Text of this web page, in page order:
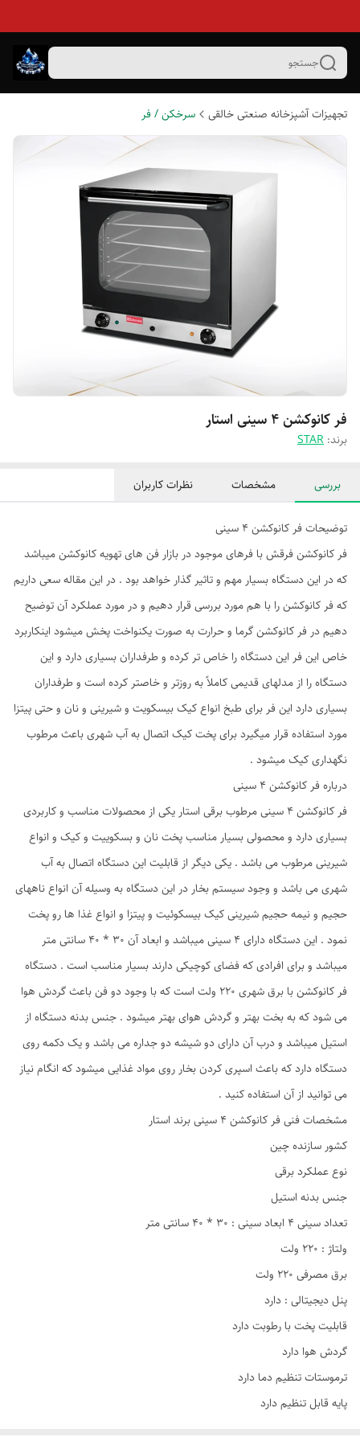
جستجو
تجهیزات آشپزخانه صنعتی خالقی سرخکن / فر
فر کانوکشن ۴ سینی استار
برند: STAR
بررسی مشخصات نظرات کاربران
توضیحات فر کانوکشن ۴ سینی
فر کانوکشن فرقش با فرهای موجود در بازار فن های تهویه کانوکشن میباشد
که در این دستگاه بسیار مهم و تاثیر گذار خواهد بود . در این مقاله سعی داریم
که فر کانوکشن را با هم مورد بررسی قرار دهیم و در مورد عملکرد آن توضیح
دهیم در فر کانوکشن گرما و حرارت به صورت یکنواخت پخش میشود اینکاربرد
خاص این فر این دستگاه را خاص تر کرده و طرفداران بسیاری دارد و این
دستگاه را از مدلهای قدیمی کاملاً به روزتر و خاصتر کرده است و طرفداران
بسیاری دارد این فر برای طبخ انواع کیک بیسکویت و شیرینی و نان و حتی پیتزا
مورد استفاده قرار میگیرد برای پخت کیک اتصال به آب شهری باعث مرطوب
نگهداری کیک میشود .
درباره فر کانوکشن ۴ سینی
فر کانوکشن ۴ سینی مرطوب برقی استار یکی از محصولات مناسب و کاربردی
بسیاری دارد و محصولی بسیار مناسب پخت نان و بسکوییت و کیک و انواع
شیرینی مرطوب می باشد . یکی دیگر از قابلیت این دستگاه اتصال به آب
شهری می باشد و وجود سیستم بخار در این دستگاه به وسیله آن انواع ناههای
حجیم و نیمه حجیم شیرینی کیک بیسکوئیت و پیتزا و انواع غذا ها رو پخت
نمود . این دستگاه دارای ۴ سینی میباشد و ابعاد آن ۳۰ * ۴۰ سانتی متر
میباشد و برای افرادی که فضای کوچیکی دارند بسیار مناسب است . دستگاه
فر کانوکشن با برق شهری ۲۲۰ ولت است که با وجود دو فن باعث گردش هوا
می شود که به بخت بهتر و گردش هوای بهتر میشود . جنس بدنه دستگاه از
استیل میباشد و درب آن دارای دو شیشه دو جداره می باشد و یک دکمه روی
دستگاه دارد که باعث اسپری کردن بخار روی مواد غذایی میشود که انگام نیاز
می توانید از آن استفاده کنید .
مشخصات فنی فر کانوکشن ۴ سینی برند استار
کشور سازنده چین
نوع عملکرد برقی
جنس بدنه استیل
تعداد سینی ۴ ابعاد سینی : ۳۰ * ۴۰ سانتی متر
ولتاژ : ۲۲۰ ولت
برق مصرفی ۲۲۰ ولت
پنل دیجیتالی : دارد
قابلیت پخت با رطوبت دارد
گردش هوا دارد
ترموستات تنظیم دما دارد
پایه قابل تنظیم دارد